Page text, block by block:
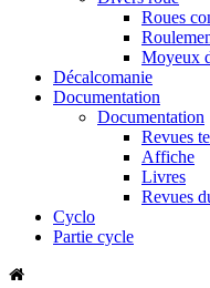
Roues
Moyeux
Décalcomanie
Documentation
Documentation
Revues
Affiche
Livres
Revues
Cyclo
Partie cycle